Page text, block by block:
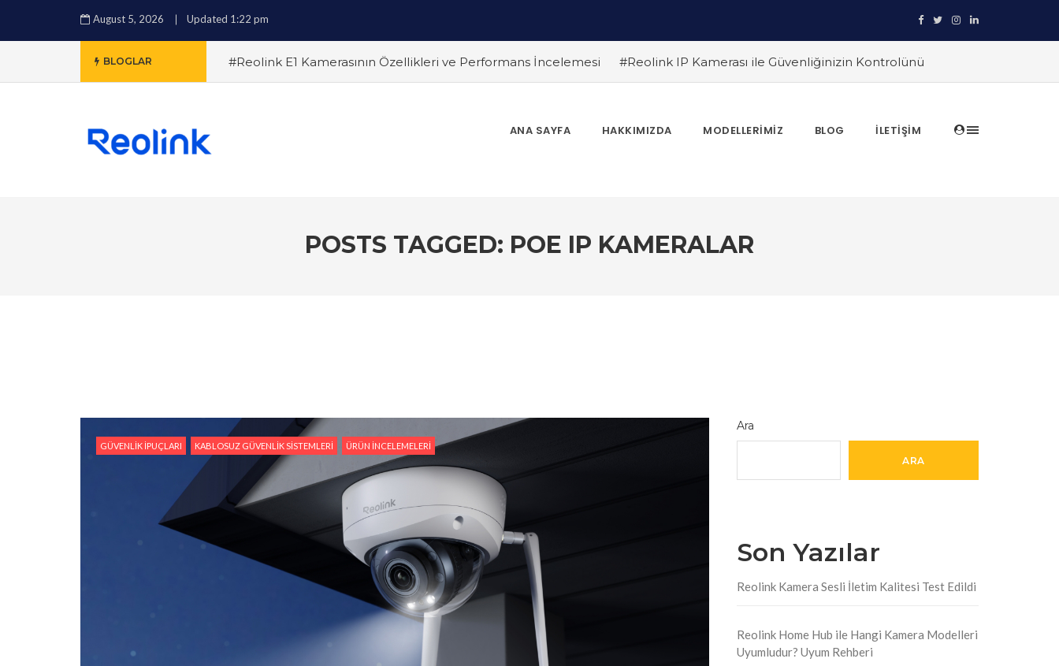
August 5, 2026 Updated 1:22 pm
BLOGLAR #Reolink E1 Kamerasının Özellikleri ve Performans İncelemesi
#Reolink IP Kamerası ile Güvenliğinizin Kontrolünü
Elinizde Tutun
#Reolink Kameralarında Sık Karşılaşılan Sorunlar ve Çözüm Yolları
#Reolink Kameraları ile Ev
#Reolink Gelecek Teknolojileri : Yapay Zeka ve Akıllı Güvenlik Sistemleri
#Reolink Güvenlik Kameraları
ANA SAYFA HAKKIMIZDA MODELLERIMIZ BLOG İLETIŞIM
POSTS TAGGED: POE IP KAMERALAR
GÜVENLIK İPUÇLARI KABLOSUZ GÜVENLIK SISTEMLERI ÜRÜN İNCELEMELERI
Ara
ARA
Son Yazılar
Reolink Kamera Sesli İletim Kalitesi Test Edildi
Reolink Home Hub ile Hangi Kamera Modelleri
Uyumludur? Uyum Rehberi